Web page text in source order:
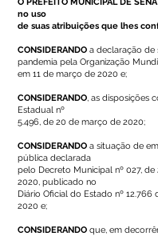
no uso
de suas atribuições que lhes
CONSIDERANDO a declaração de
pandemia pela Organização
em 11 de março de 2020 e;
CONSIDERANDO, as disposições
Estadual nº
5.496, de 20 de março de 2020;
CONSIDERANDO a situação de
pública declarada
pelo Decreto Municipal nº 027,
2020, publicado no
Diário Oficial do Estado nº 12.766
2020 e;
CONSIDERANDO que, em